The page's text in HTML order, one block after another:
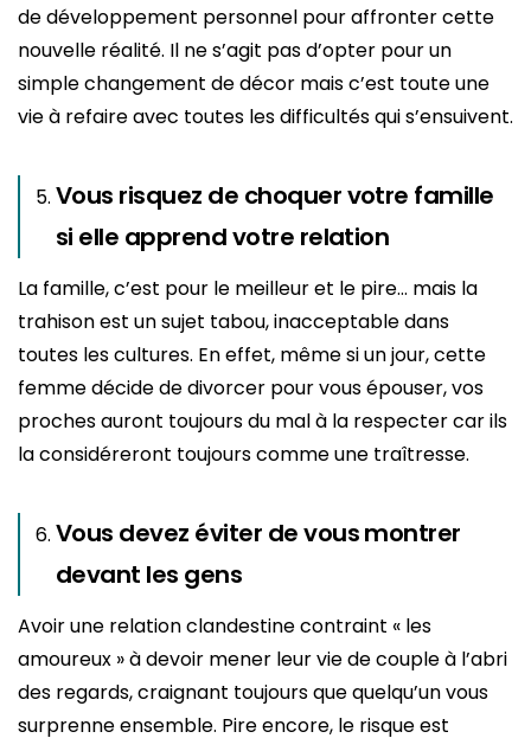
de développement personnel pour affronter cette
nouvelle réalité. Il ne s’agit pas d’opter pour un
simple changement de décor mais c’est toute une
vie à refaire avec toutes les difficultés qui s’ensuivent.
Vous risquez de choquer votre famille
si elle apprend votre relation
La famille, c’est pour le meilleur et le pire… mais la
trahison est un sujet tabou, inacceptable dans
toutes les cultures. En effet, même si un jour, cette
femme décide de divorcer pour vous épouser, vos
proches auront toujours du mal à la respecter car ils
la considéreront toujours comme une traîtresse.
Vous devez éviter de vous montrer
devant les gens
Avoir une relation clandestine contraint « les
amoureux » à devoir mener leur vie de couple à l’abri
des regards, craignant toujours que quelqu’un vous
surprenne ensemble. Pire encore, le risque est